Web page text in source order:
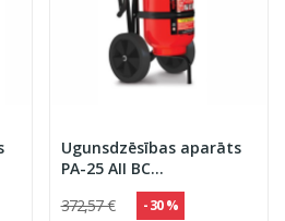
Ugunsdzēsības aparāts
PA-25 AII BC
''OGNIOCHRON''
372,57 € - 30 %